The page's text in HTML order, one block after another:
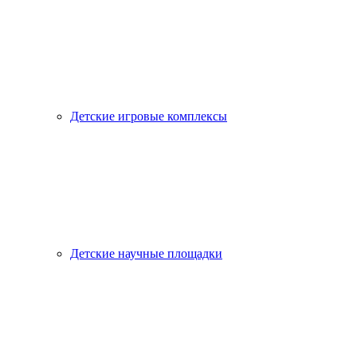
Детские игровые комплексы
Детские научные площадки